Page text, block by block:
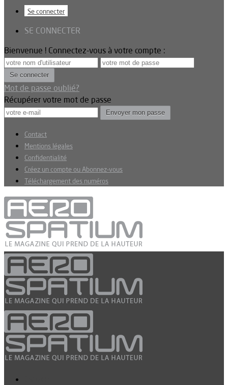
Se connecter
SE CONNECTER
Bienvenue ! Connectez-vous à votre compte :
Mot de passe oublié?
Récupérer votre mot de passe
Contact
Mentions légales
Confidentialité
Créez un compte ou Abonnez-vous
Téléchargement des numéros